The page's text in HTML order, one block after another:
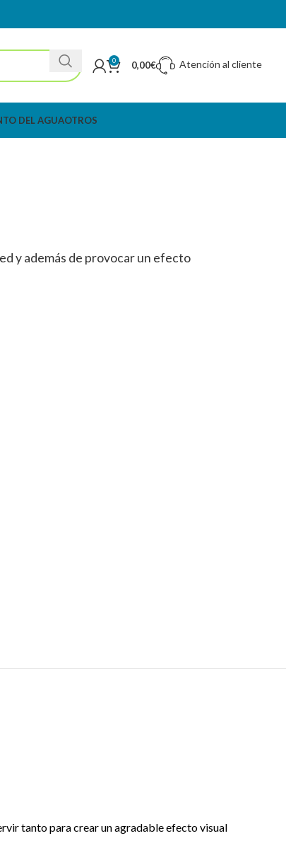
0 0,00€ Atención al cliente
DEL AGUAOTROS
y además de provocar un efecto
tanto para crear un agradable efecto visual